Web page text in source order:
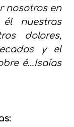
nosotros en
nuestras
dolores,
y el
é…Isaías